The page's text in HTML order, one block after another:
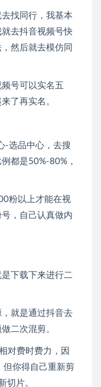
找同行，我基本
去抖音视频号快
然后就去模仿同
号可以实名五
了再实名。
-选品中心，去搜
都是50%-80%，
粉以上才能在视
，自己认真做内
下载下来进行二
就是通过抖音去
二次混剪。
对费时费力，因
你得自己重新剪
切片。